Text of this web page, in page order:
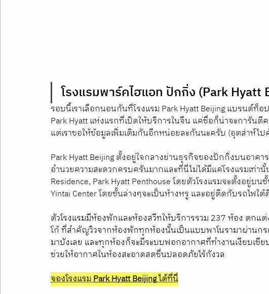
โรงแรมพาร์คไฮแอท ปักกิ่ง (Park Hyatt
รอบนี้เราเลือกนอนกันที่โรงแรม Park Hyatt Beijing แบรนด์ท็อ
Park Hyatt แห่งแรกที่เปิดให้บริการในจีน แค่ชื่อก็น่าจะการันตี
แต่เราขอให้ข้อมูลเพิ่มเติมกันอีกหน่อยละกันนะครับ (อุตส่าห์ไป
Park Hyatt Beijing ตั้งอยู่ใจกลางย่านธุรกิจของปักกิ่งบนอาคา
อำนวยความสะดวกครบครันมากและที่นี่ไม่ได้มีแค่โรงแรมเท่า
Residence, Park Hyatt Penthouse โดยตัวโรงแรมจะตั้งอยู่บ
Yintai Center โดยชั้นล่างๆจะเป็นห้างหรู และอยู่ติดกับรถไฟใต้
ตัวโรงแรมมีห้องพักและห้องสวีทให้บริการรวม 237 ห้อง ตกแ
โก้ ที่สำคัญวิวจากห้องพักทุกห้องนั้นเป็นแบบพาโนรามาผ่านกร
มาบังเลย และทุกห้องก็จะมีระบบฟอกอากาศที่ทำงานเงียบเชี
ช่วยให้อากาศในห้องสะอาดสดชื่นปลอดภัยไร้กังวล
จองโรงแรม Park Hyatt Beijing ได้ที่นี่